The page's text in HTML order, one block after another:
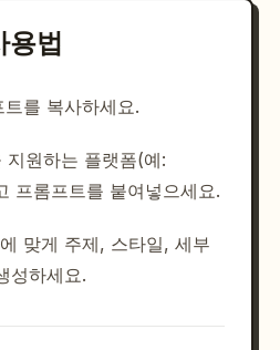
변음: 면을 먹는 소리.
트 샷. 한숨을 쉬며 먼 나무
변음: 한숨 소리, 바람 소리.
용법
를 복사하세요.
원하는 플랫폼(예:
프롬프트를 붙여넣으세요.
맞게 주제, 스타일, 세부
성하세요.